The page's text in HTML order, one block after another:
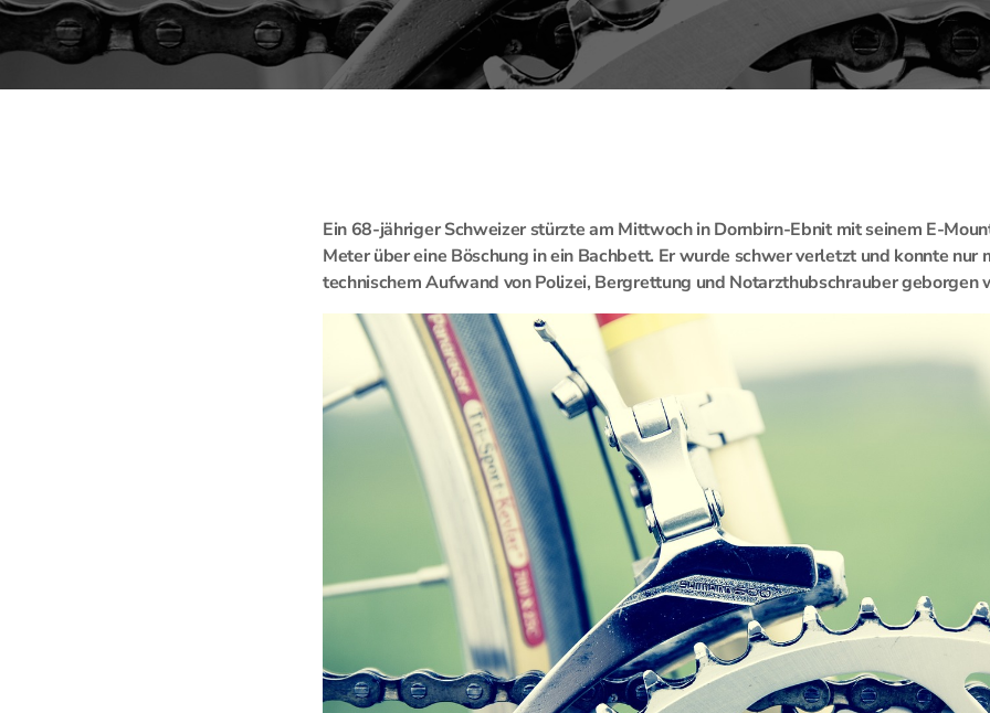
Ein 68-jähriger Schweizer stürzte am Mittwoch in Dornbirn-Ebnit mit seinem E-
Meter über eine Böschung in ein Bachbett. Er wurde schwer verletzt und konnte nur
technischem Aufwand von Polizei, Bergrettung und Notarzthubschrauber geborgen